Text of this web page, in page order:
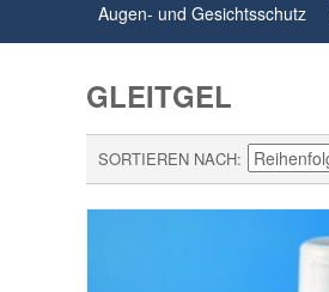
Augen- und Gesichtsschutz
GLEITGEL
SORTIEREN NACH